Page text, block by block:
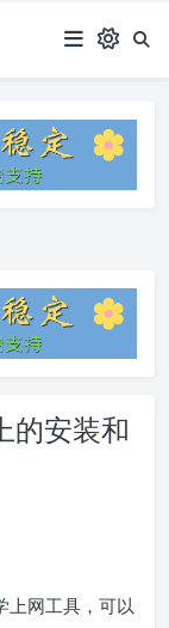
安装和
上网工具，可以